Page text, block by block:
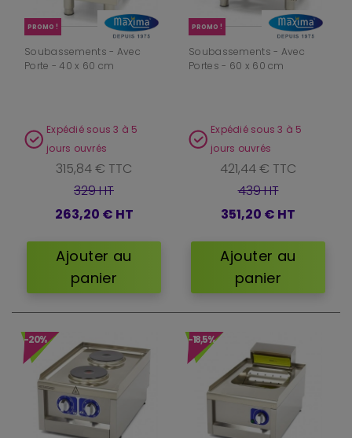
PROMO !
Soubassements - Avec
Porte - 40 x 60 cm
Expédié sous 3 à 5
jours ouvrés
315,84 € TTC
329 HT
263,20 € HT
Ajouter au
panier
PROMO !
Soubassements - Avec
Portes - 60 x 60 cm
Expédié sous 3 à 5
jours ouvrés
421,44 € TTC
439 HT
351,20 € HT
Ajouter au
panier
-20% -18,5%